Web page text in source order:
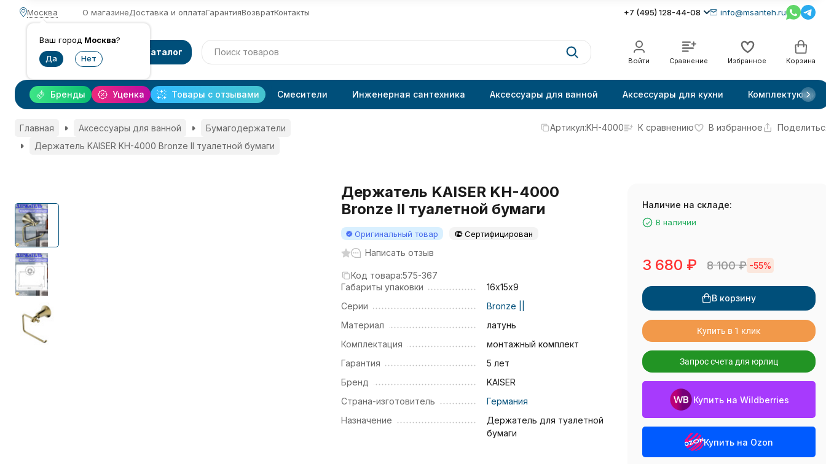
Москва
Ваш город Москва?
О магазинеДоставка и оплатаГарантияВозвратКонтакты +7 (495) 128-44-08 info@msanteh.ru
Каталог
Войти Сравнение Избранное Корзина
Уценка Товары с отзывами
Бренды Смесители Инженерная сантехника Аксессуары для ванной Аксессуары для кухни Комплектующие
Главная Аксессуары для ванной
Бумагодержатели
Держатель KAISER KH-4000 Bronze II туалетной бумаги
Артикул:KH-4000 К сравнению В избранное
Держатель KAISER KH-4000
Bronze II туалетной бумаги
Оригинальный товар Сертифицирован
Написать отзыв
Код товара:575-367
Габариты упаковки
16х15х9
Серии
Bronze ||
Материал
латунь
Комплектация
монтажный комплект
Гарантия
5 лет
Бренд
KAISER
Страна-изготовитель
Германия
Назначение
Держатель для туалетной
бумаги
Наличие на складе:
В наличии
3 680 ₽ 8 100₽ -55%
В корзину
Купить в 1 клик
Запрос счета для юрлиц
Купить на Wildberries
Купить на Ozon